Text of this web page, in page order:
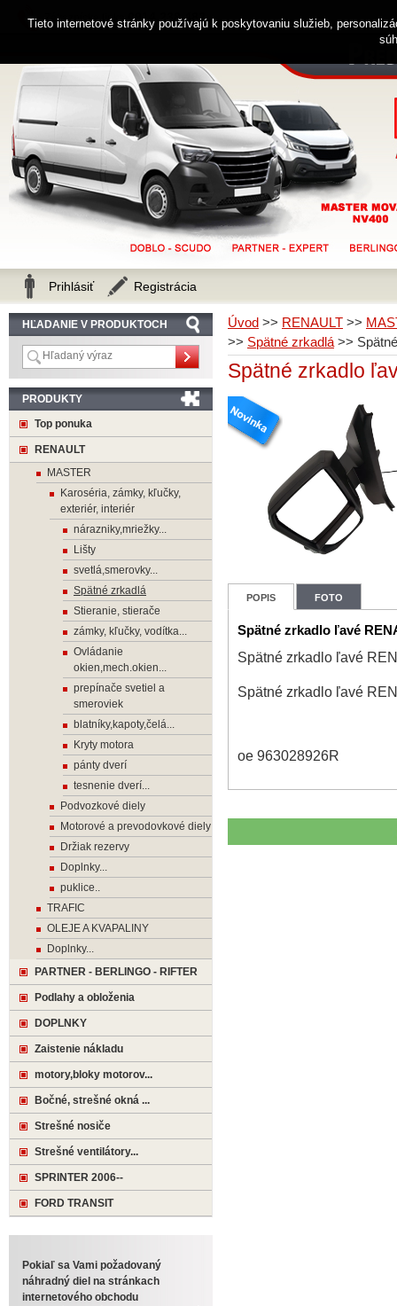
Úvod >> RENAULT >>
>> Spätné zrkadlá >>
Spätné zrkadlo
POPIS FOTO
Spätné zrkadlo ľavé
Spätné zrkadlo ľavé
Spätné zrkadlo ľavé
oe 963028926R
HĽADANIE V PRODUKTOCH
PRODUKTY
Top ponuka
RENAULT
MASTER
Karoséria, zámky, kľučky,
exteriér, interiér
nárazniky,mriežky...
Lišty
svetlá,smerovky...
Spätné zrkadlá
Stieranie, stierače
zámky, kľučky, vodítka...
Ovládanie
okien,mech.okien...
prepínače svetiel a
smeroviek
blatníky,kapoty,čelá...
Kryty motora
pánty dverí
tesnenie dverí...
Podvozkové diely
Motorové a prevodovkové diely
Držiak rezervy
Doplnky...
puklice..
TRAFIC
OLEJE A KVAPALINY
Doplnky...
PARTNER - BERLINGO - RIFTER
Podlahy a obloženia
DOPLNKY
Zaistenie nákladu
motory,bloky motorov...
Bočné, strešné okná ...
Strešné nosiče
Strešné ventilátory...
SPRINTER 2006--
FORD TRANSIT
Pokiaľ sa Vami požadovaný
náhradný diel na stránkach
internetového obchodu
Zákaznícka linka 0914 238 482
Prihlásiť Registrácia
Tieto internetové stránky používajú k poskytovaniu služieb,